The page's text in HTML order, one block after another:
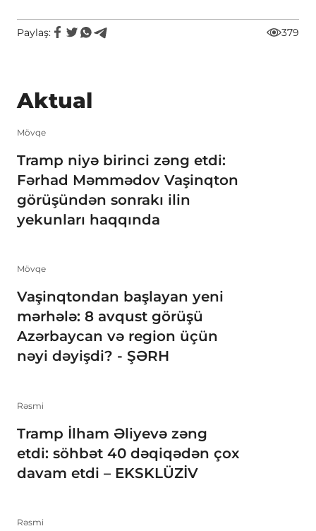
Paylaş: 379
Aktual
Mövqe
Tramp niyə birinci zəng etdi:
Fərhad Məmmədov Vaşinqton
görüşündən sonrakı ilin
yekunları haqqında
Mövqe
Vaşinqtondan başlayan yeni
mərhələ: 8 avqust görüşü
Azərbaycan və region üçün
nəyi dəyişdi? - ŞƏRH
Rəsmi
Tramp İlham Əliyevə zəng
etdi: söhbət 40 dəqiqədən çox
davam etdi – EKSKLÜZİV
Rəsmi